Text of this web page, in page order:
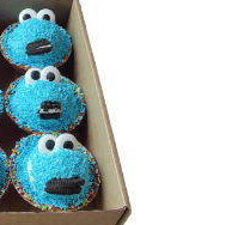
70,00 €